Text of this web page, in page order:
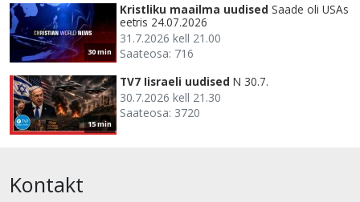
30 min
Kristliku maailma uudised Saade oli USAs
eetris 24.07.2026
31.7.2026 kell 21.00
Saateosa: 716
15 min
TV7 Iisraeli uudised N 30.7.
30.7.2026 kell 21.30
Saateosa: 3720
Kontakt